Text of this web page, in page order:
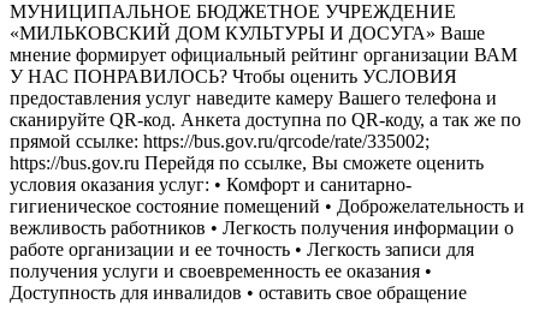
МУНИЦИПАЛЬНОЕ БЮДЖЕТНОЕ УЧРЕЖДЕНИЕ
«МИЛЬКОВСКИЙ ДОМ КУЛЬТУРЫ И ДОСУГА» Ваше
мнение формирует официальный рейтинг организации ВАМ
У НАС ПОНРАВИЛОСЬ? Чтобы оценить УСЛОВИЯ
предоставления услуг наведите камеру Вашего телефона и
сканируйте QR-код. Анкета доступна по QR-коду, а так же по
прямой ссылке: https://bus.gov.ru/qrcode/rate/335002;
https://bus.gov.ru Перейдя по ссылке, Вы сможете оценить
условия оказания услуг: • Комфорт и санитарно-
гигиеническое состояние помещений • Доброжелательность и
вежливость работников • Легкость получения информации о
работе организации и ее точность • Легкость записи для
получения услуги и своевременность ее оказания •
Доступность для инвалидов • оставить свое обращение